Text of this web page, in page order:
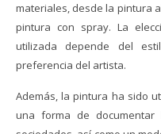
materiales, desde la pintura
pintura con spray. La
utilizada depende del
preferencia del artista.
Además, la pintura ha sido
una forma de